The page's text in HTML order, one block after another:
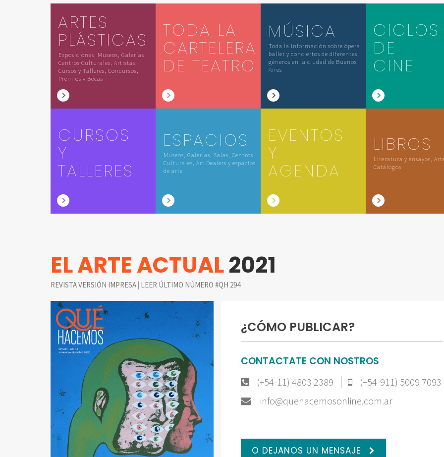
ARTES
PLÁSTICAS
Exposiciones, Museos, Galerías,
Centros Culturales, Artistas,
Cursos y Talleres, Concursos,
Premios y Becas
TODA LA
CARTELERA
DE TEATRO
MÚSICA
Toda la información sobre ópera,
ballet y conciertos de diferentes
géneros en la ciudad de Buenos
Aires
CICLOS
DE
CINE
CURSOS
Y
TALLERES
ESPACIOS
Museos, Galerías, Salas, Centros
Culturales, Art Dealers y espacios
de arte
EVENTOS
Y
AGENDA
LIBROS
Literatura y ensayos,
Catálogos
EL ARTE ACTUAL2021
REVISTA VERSIÓN IMPRESA | LEER ÚLTIMO NÚMERO #QH 294
¿CÓMO PUBLICAR?
CONTACTATE CON NOSTROS
(+54-11) 4803 2389
(+54-911) 5009 7093
info@quehacemosonline.com.ar
O DEJANOS UN MENSAJE